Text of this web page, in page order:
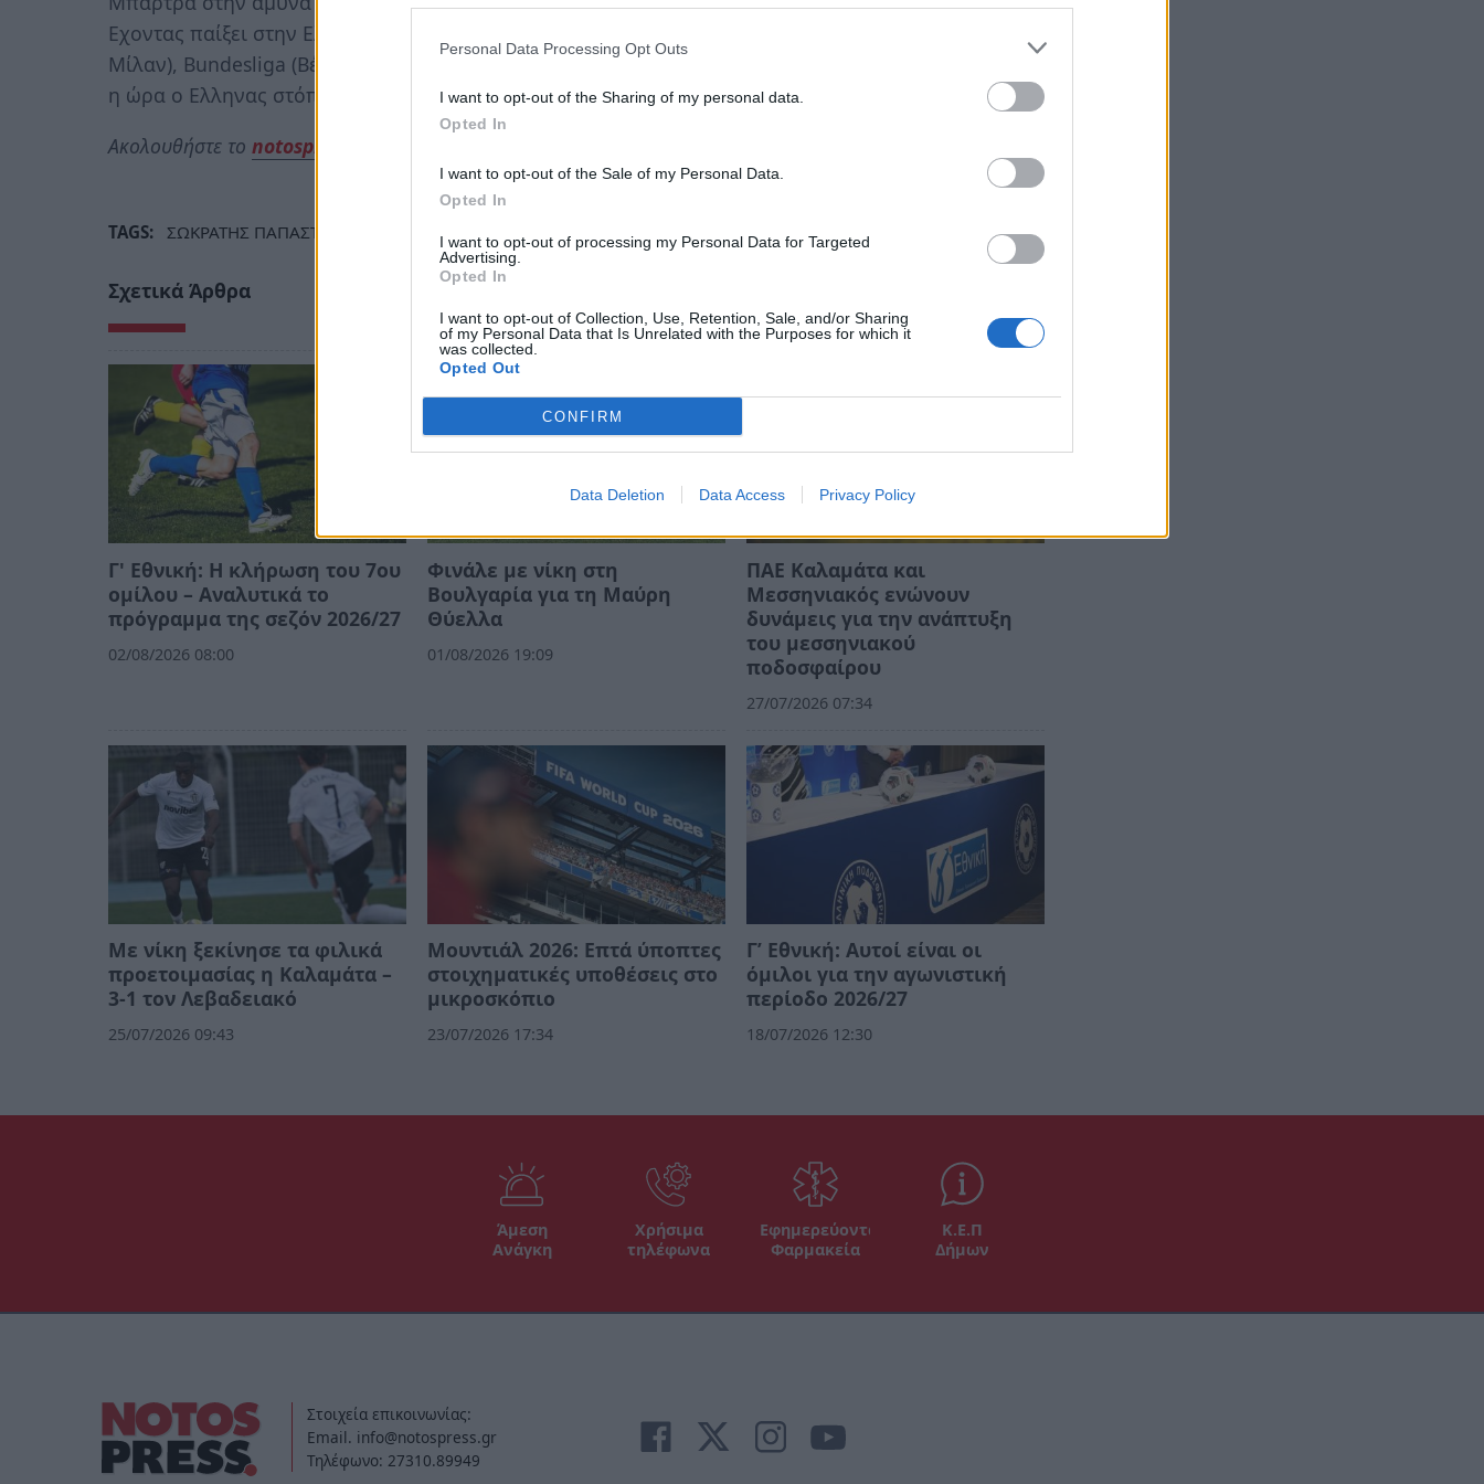
Personal Data Processing Opt Outs
I want to opt-out of the Sharing of my personal data.
Opted In
I want to opt-out of the Sale of my Personal Data.
Opted In
I want to opt-out of processing my Personal Data for Targeted
Advertising.
Opted In
I want to opt-out of Collection, Use, Retention, Sale, and/or Sharing
of my Personal Data that Is Unrelated with the Purposes for which it
was collected.
Opted Out
CONFIRM
Data Deletion Data Access Privacy Policy
Εχοντας παίξει στην Ελλάδα σε ΑΕΚ και Ολυμπιακό, αλλά και σε Serie A (Τζένοα,
Μίλαν), Bundesliga (Βέρντερ Βρέμης, Ντόρνμουντ) και Premier League (Άρσεναλ), ήρθε
η ώρα ο Ελληνας στόπερ ν' αγωνιστεί και στη La Liga.
Ακολουθήστε το notospress.gr
TAGS: ΣΩΚΡΑΤΗΣ ΠΑΠΑΣΤΑΘΟΠΟΥΛΟΣ ΜΠΕΤΙΣ
Σχετικά Άρθρα
Γ' Εθνική: Η κλήρωση του 7ου
ομίλου – Αναλυτικά το
πρόγραμμα της σεζόν 2026/27
02/08/2026 08:00
Φινάλε με νίκη στη
Βουλγαρία για τη Μαύρη
Θύελλα
01/08/2026 19:09
ΠΑΕ Καλαμάτα και
Μεσσηνιακός ενώνουν
δυνάμεις για την ανάπτυξη
του μεσσηνιακού
ποδοσφαίρου
27/07/2026 07:34
Με νίκη ξεκίνησε τα φιλικά
προετοιμασίας η Καλαμάτα –
3-1 τον Λεβαδειακό
25/07/2026 09:43
Μουντιάλ 2026: Επτά ύποπτες
στοιχηματικές υποθέσεις στο
μικροσκόπιο
23/07/2026 17:34
Γ’ Εθνική: Αυτοί είναι οι
όμιλοι για την αγωνιστική
περίοδο 2026/27
18/07/2026 12:30
Άμεση
Ανάγκη
Χρήσιμα
τηλέφωνα
Εφημερεύοντα
Φαρμακεία
Κ.Ε.Π
Δήμων
Στοιχεία επικοινωνίας:
Email. info@notospress.gr
Τηλέφωνο: 27310.89949